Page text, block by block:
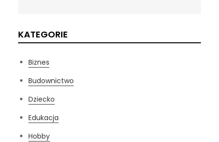
KATEGORIE
Biznes
Budownictwo
Dziecko
Edukacja
Hobby